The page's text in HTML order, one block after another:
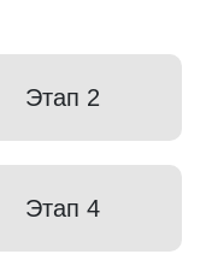
Этап 2
Этап 4